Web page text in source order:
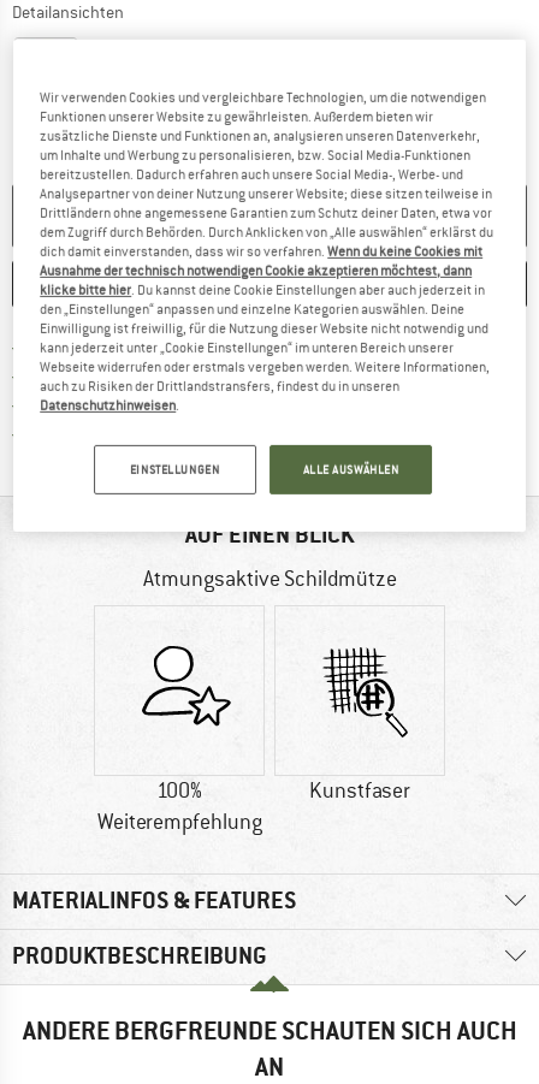
Detailansichten
NICHT MEHR LIEFERBAR
MERKEN VERGLEICHEN
Portofrei ab 69 € (AT)Finde mehr Informationen zu den
100 Tage RückgaberechtGehe hier zu den Rückgabe-
Kauf auf Rechnung
AUF EINEN BLICK
Atmungsaktive Schildmütze
100%
Weiterempfehlung
Kunstfaser
MATERIALINFOS & FEATURES
PRODUKTBESCHREIBUNG
ANDERE BERGFREUNDE SCHAUTEN SICH AUCH
AN
Wir verwenden Cookies und vergleichbare Technologien, um die notwendigen
Funktionen unserer Website zu gewährleisten. Außerdem bieten wir
zusätzliche Dienste und Funktionen an, analysieren unseren Datenverkehr,
um Inhalte und Werbung zu personalisieren, bzw. Social Media-Funktionen
bereitzustellen. Dadurch erfahren auch unsere Social Media-, Werbe- und
Analysepartner von deiner Nutzung unserer Website; diese sitzen teilweise in
Drittländern ohne angemessene Garantien zum Schutz deiner Daten, etwa vor
dem Zugriff durch Behörden. Durch Anklicken von „Alle auswählen“ erklärst du
dich damit einverstanden, dass wir so verfahren.Wenn du keine Cookies mit
Ausnahme der technisch notwendigen Cookie akzeptieren möchtest, dann
klicke bitte hier . Du kannst deine Cookie Einstellungen aber auch jederzeit in
den „Einstellungen“ anpassen und einzelne Kategorien auswählen. Deine
Einwilligung ist freiwillig, für die Nutzung dieser Website nicht notwendig und
kann jederzeit unter „Cookie Einstellungen“ im unteren Bereich unserer
Webseite widerrufen oder erstmals vergeben werden. Weitere Informationen,
auch zu Risiken der Drittlandstransfers, findest du in unseren
Datenschutzhinweisen
EINSTELLUNGEN ALLE AUSWÄHLEN